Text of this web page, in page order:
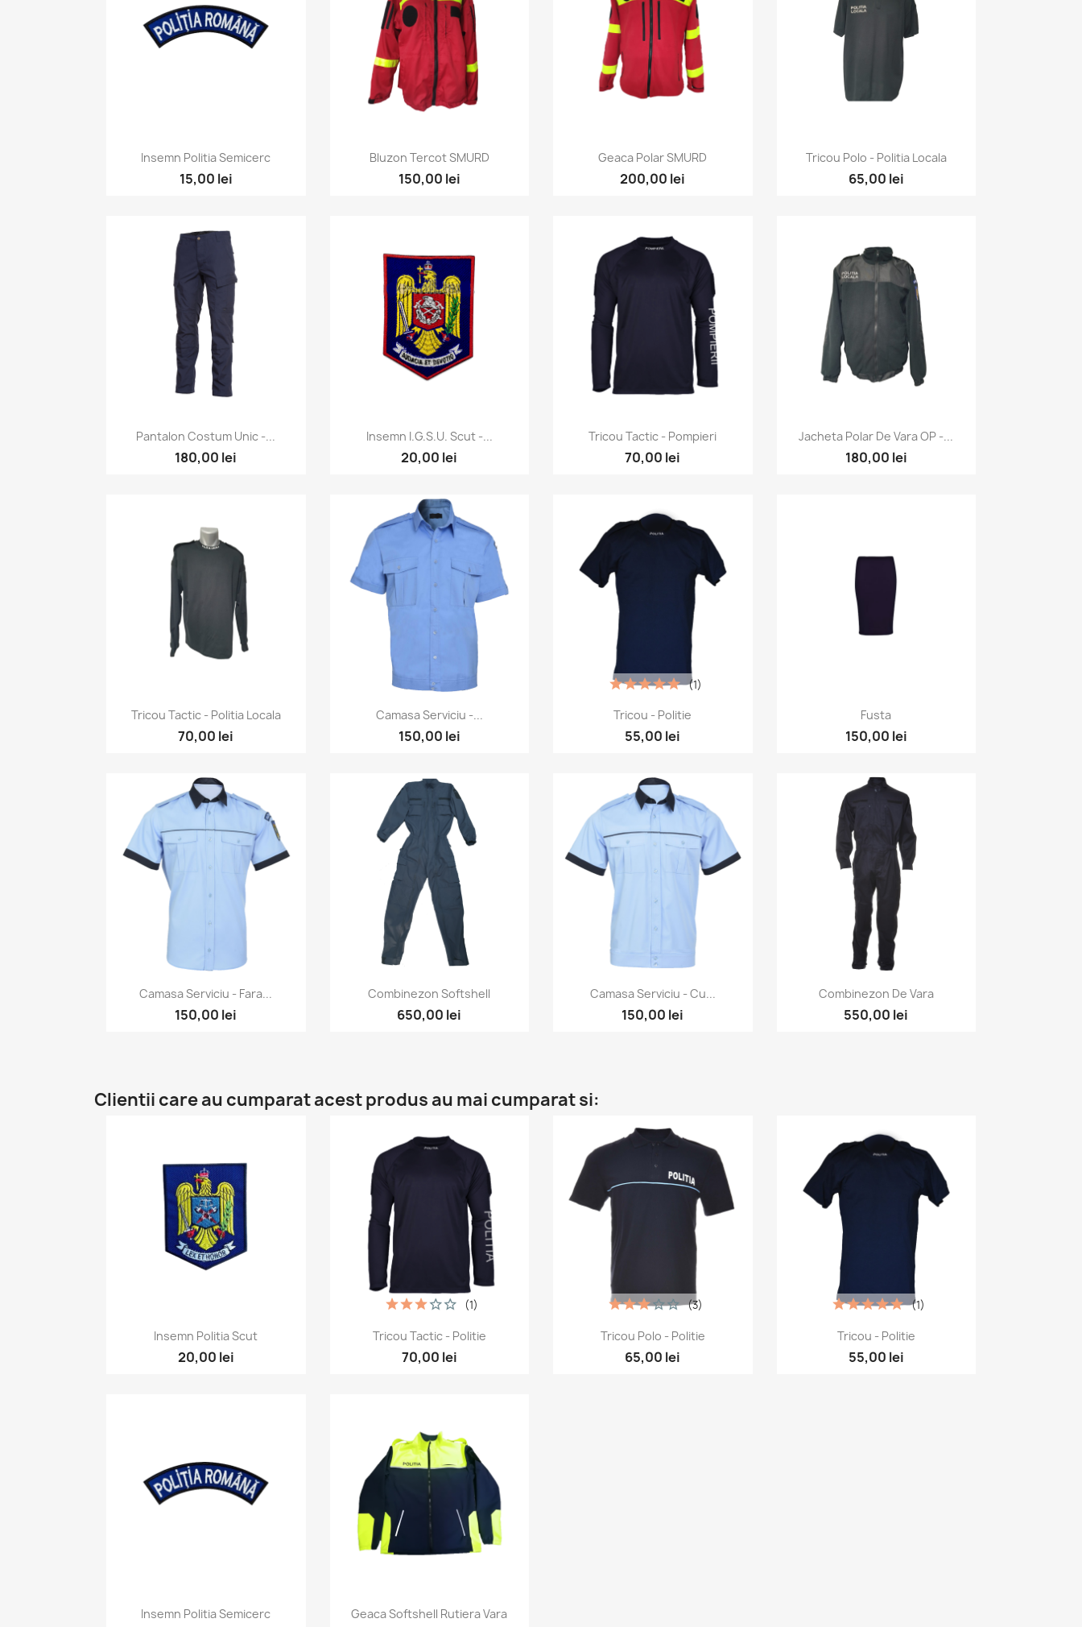
Vizualizare rapida
Insemn Politia Semicerc
15,00 lei
Vizualizare rapida
Bluzon Tercot SMURD
150,00 lei
Vizualizare rapida
Geaca Polar SMURD
200,00 lei
Vizualizare rapida
Tricou Polo - Politia Locala
65,00 lei
Vizualizare rapida
Pantalon Costum Unic -...
180,00 lei
Vizualizare rapida
Insemn I.G.S.U. Scut -...
20,00 lei
Vizualizare rapida
Tricou Tactic - Pompieri
70,00 lei
Vizualizare rapida
Jacheta Polar De Vara OP -...
180,00 lei
Vizualizare rapida
Tricou Tactic - Politia Locala
70,00 lei
Vizualizare rapida
Camasa Serviciu -...
150,00 lei
Vizualizare rapida
Tricou - Politie
55,00 lei
(1)
Vizualizare rapida
Fusta
150,00 lei
Vizualizare rapida
Camasa Serviciu - Fara...
150,00 lei
Vizualizare rapida
Combinezon Softshell
650,00 lei
Vizualizare rapida
Camasa Serviciu - Cu...
150,00 lei
Vizualizare rapida
Combinezon De Vara
550,00 lei
Clientii care au cumparat acest produs au mai cumparat si:
Vizualizare rapida
Insemn Politia Scut
20,00 lei
Vizualizare rapida
Tricou Tactic - Politie
70,00 lei
(1)
Vizualizare rapida
Tricou Polo - Politie
65,00 lei
(3)
Vizualizare rapida
Tricou - Politie
55,00 lei
(1)
Vizualizare rapida
Insemn Politia Semicerc Vizualizare rapida
Geaca Softshell Rutiera Vara